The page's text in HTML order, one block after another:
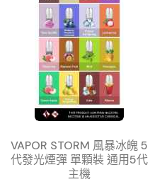
VAPOR STORM 風暴冰魄 5
代發光煙彈 單顆裝 通用5代
主機